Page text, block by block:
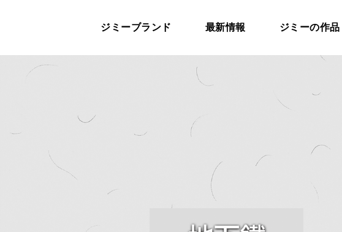
ジミーブランド 最新情報 ジミーの作品